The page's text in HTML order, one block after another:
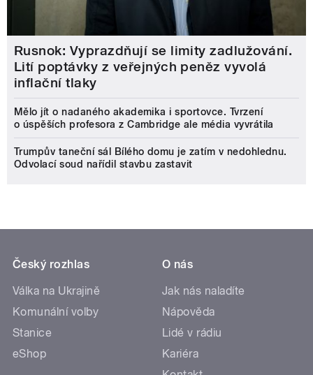
Rusnok: Vyprazdňují se limity zadlužování.
Lití poptávky z veřejných peněz vyvolá
inflační tlaky
Mělo jít o nadaného akademika i sportovce. Tvrzení
o úspěších profesora z Cambridge ale média vyvrátila
Trumpův taneční sál Bílého domu je zatím v nedohlednu.
Odvolací soud nařídil stavbu zastavit
Český rozhlas
Válka na Ukrajině
Komunální volby
Stanice
eShop
O nás
Jak nás naladíte
Nápověda
Lidé v rádiu
Kariéra